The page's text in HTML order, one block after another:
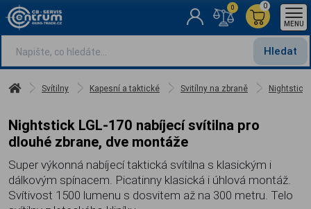
Hledat
0
0
MENU
Svítilny Kapesní a taktické Svitílny na zbraně Nightstick
Nightstick LGL-170 nabíjecí svítilna pro
dlouhé zbrane, dve montáže
Super výkonná nabíjecí taktická svítilna s klasickým i
dálkovým spínacem. Picatinny klasická i úhlová montáž.
Svítivost 1500 lumenu s dosvitem až na 300 metru. Telo